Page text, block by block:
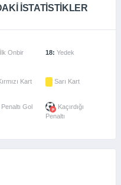
İSTATISTIKLER
İlk Onbir 18: Yedek
Kart Sarı Kart
Penaltı Gol
Kaçırdığı
Penaltı